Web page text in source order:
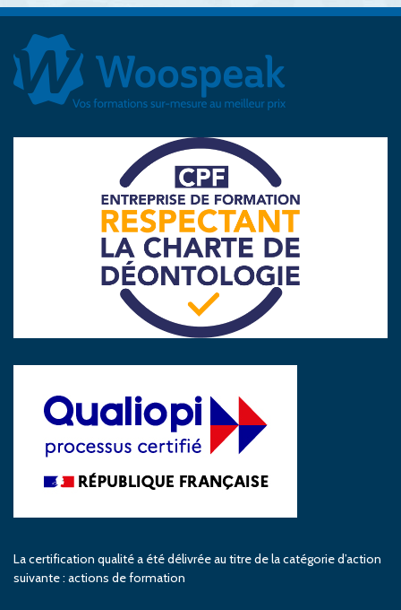
La certification qualité a été délivrée au titre de la catégorie d’action
suivante : actions de formation